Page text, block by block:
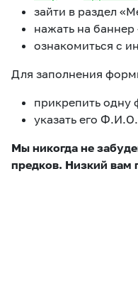
зайти в раздел
нажать на
ознакомиться с
Для заполнения
прикрепить одну
указать его
Мы никогда не
предков. Низкий вам